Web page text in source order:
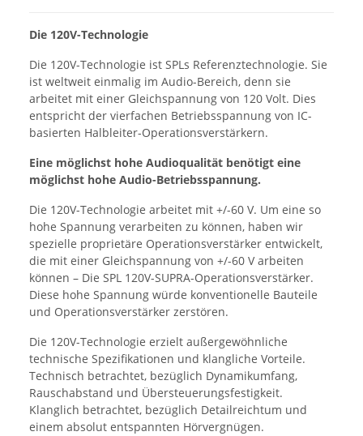
Die 120V-Technologie
Die 120V-Technologie ist SPLs Referenztechnologie. Sie
ist weltweit einmalig im Audio-Bereich, denn sie
arbeitet mit einer Gleichspannung von 120 Volt. Dies
entspricht der vierfachen Betriebsspannung von IC-
basierten Halbleiter-Operationsverstärkern.
Eine möglichst hohe Audioqualität benötigt eine
möglichst hohe Audio-Betriebsspannung.
Die 120V-Technologie arbeitet mit +/-60 V. Um eine so
hohe Spannung verarbeiten zu können, haben wir
spezielle proprietäre Operationsverstärker entwickelt,
die mit einer Gleichspannung von +/-60 V arbeiten
können – Die SPL 120V-SUPRA-Operationsverstärker.
Diese hohe Spannung würde konventionelle Bauteile
und Operationsverstärker zerstören.
Die 120V-Technologie erzielt außergewöhnliche
technische Spezifikationen und klangliche Vorteile.
Technisch betrachtet, bezüglich Dynamikumfang,
Rauschabstand und Übersteuerungsfestigkeit.
Klanglich betrachtet, bezüglich Detailreichtum und
einem absolut entspannten Hörvergnügen.